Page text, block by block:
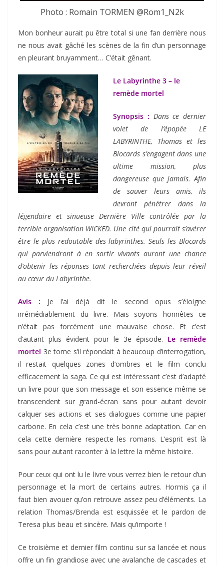
Photo : Romain TORMEN @Rom1_N2k
Mon bonheur aurait pu être total si une fan derrière nous
ne nous avait gâché les scènes de la fin d’un personnage
en pleurant bruyamment… C’était gênant.
Le Labyrinthe 3 – le
remède mortel
Synopsis : Dans ce dernier
volet de l’épopée LE
LABYRINTHE, Thomas et les
Blocards s’engagent dans une
ultime mission, plus
dangereuse que jamais. Afin
de sauver leurs amis, ils
devront pénétrer dans la
légendaire et sinueuse Dernière Ville contrôlée par la
terrible organisation WICKED. Une cité qui pourrait s’avérer
être le plus redoutable des labyrinthes. Seuls les Blocards
qui parviendront à en sortir vivants auront une chance
d’obtenir les réponses tant recherchées depuis leur réveil
au cœur du Labyrinthe.
Avis :
Je l’ai déjà dit le second opus s’éloigne
irrémédiablement du livre. Mais soyons honnêtes ce
n’était pas forcément une mauvaise chose. Et c’est
d’autant plus évident pour le 3e épisode. Le remède
mortel 3e tome s’il répondait à beaucoup d’interrogation,
il restait quelques zones d’ombres et le film conclu
efficacement la saga. Ce qui est intéressant c’est d’adapté
un livre pour que son message et son essence même se
transcendent sur grand-écran sans pour autant devoir
calquer ses actions et ses dialogues comme une papier
carbone. En cela c’est une très bonne adaptation. Car en
cela cette dernière respecte les romans. L’esprit est là
sans pour autant raconter à la lettre la même histoire.
Pour ceux qui ont lu le livre vous verrez bien le retour d’un
personnage et la mort de certains autres. Hormis ça il
faut bien avouer qu’on retrouve assez peu d’éléments. La
relation Thomas/Brenda est esquissée et le pardon de
Teresa plus beau et sincère. Mais qu’importe !
Ce troisième et dernier film continu sur sa lancée et nous
offre un fin grandiose avec une avalanche de cascades et